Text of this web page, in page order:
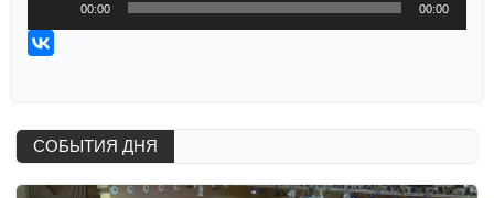
00:00 00:00
СОБЫТИЯ ДНЯ